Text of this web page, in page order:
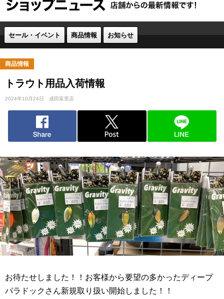
セール・イベント 商品情報 お知らせ
商品情報
トラウト用品入荷情報
2024年10月24日 成田富里店
お待たせしました！！お客様から要望の多かったディープ
パラドックさん新規取り扱い開始しました！！